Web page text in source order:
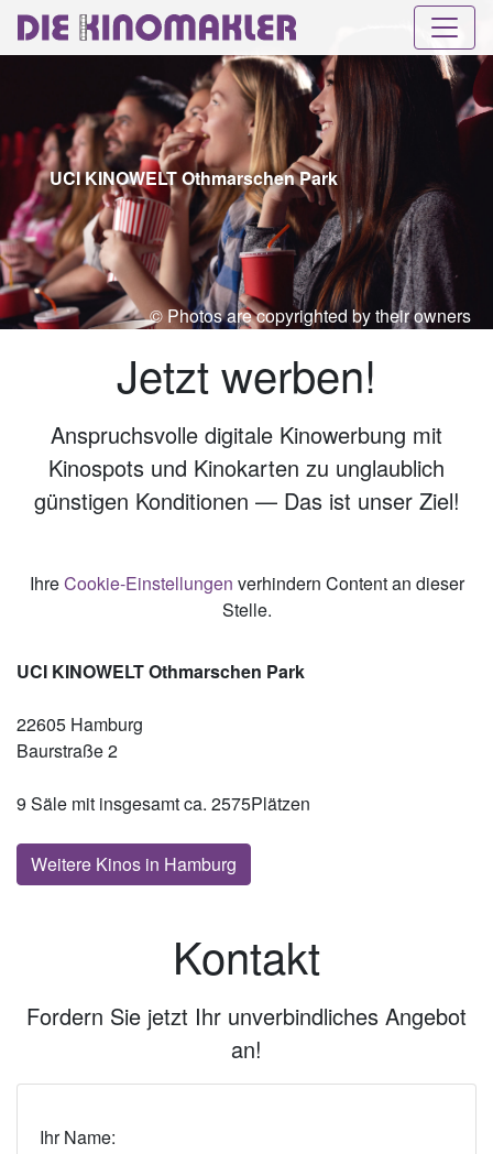
UCI KINOWELT Othmarschen Park
© Photos are copyrighted by their owners
Jetzt werben!
Anspruchsvolle digitale Kinowerbung mit
Kinospots und Kinokarten zu unglaublich
günstigen Konditionen — Das ist unser Ziel!
IhreCookie-Einstellungen verhindern Content an dieser
Stelle.
UCI KINOWELT Othmarschen Park
22605 Hamburg
Baurstraße 2
9 Säle mit insgesamt ca. 2575Plätzen
Weitere Kinos in Hamburg
Kontakt
Fordern Sie jetzt Ihr unverbindliches Angebot
an!
Ihr Name: